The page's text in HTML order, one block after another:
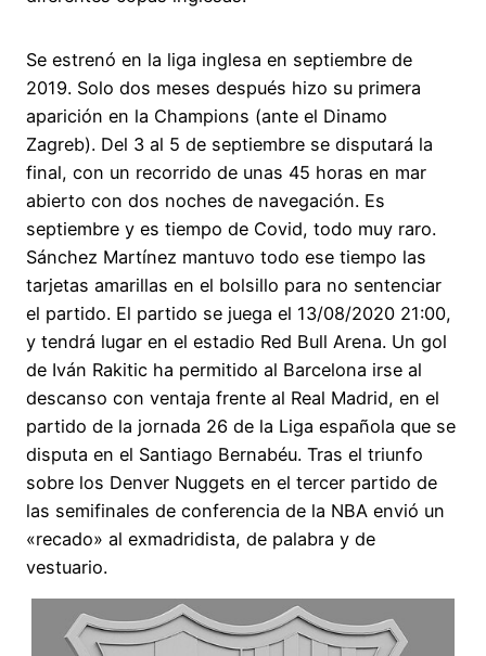
Se estrenó en la liga inglesa en septiembre de
2019. Solo dos meses después hizo su primera
aparición en la Champions (ante el Dinamo
Zagreb). Del 3 al 5 de septiembre se disputará la
final, con un recorrido de unas 45 horas en mar
abierto con dos noches de navegación. Es
septiembre y es tiempo de Covid, todo muy raro.
Sánchez Martínez mantuvo todo ese tiempo las
tarjetas amarillas en el bolsillo para no sentenciar
el partido. El partido se juega el 13/08/2020 21:00,
y tendrá lugar en el estadio Red Bull Arena. Un gol
de Iván Rakitic ha permitido al Barcelona irse al
descanso con ventaja frente al Real Madrid, en el
partido de la jornada 26 de la Liga española que se
disputa en el Santiago Bernabéu. Tras el triunfo
sobre los Denver Nuggets en el tercer partido de
las semifinales de conferencia de la NBA envió un
«recado» al exmadridista, de palabra y de
vestuario.